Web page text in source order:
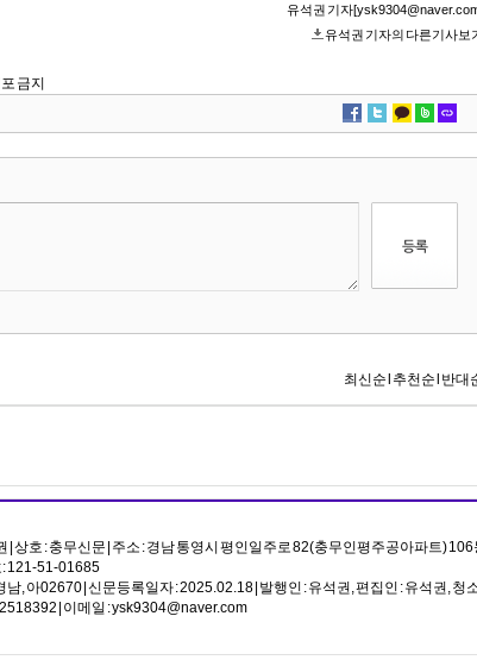
유석권 기자
유석권 기자의 다른기사보
금지
| 상호 : 충무신문 | 주소 : 경남 통영시 평인일주로 82(충무인평주공아파트)
121-51-01685
, 아02670 | 신문등록일자 : 2025.02.18 | 발행인 : 유석권, 편집인 : 유석권, 청
| 이메일 : ysk9304@naver.com